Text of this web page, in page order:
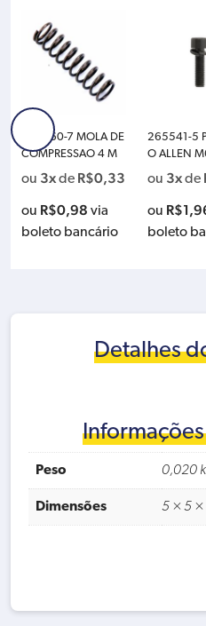
233360-7 MOLA DE
COMPRESSAO 4 M
ou 3xde R$0,33
ou R$0,98 via
boleto bancário
265541-5
O ALLEN
ou 3xde
ou R$
boleto
Detalhes
Peso 0,020
Dimensões 5 × 5 ×